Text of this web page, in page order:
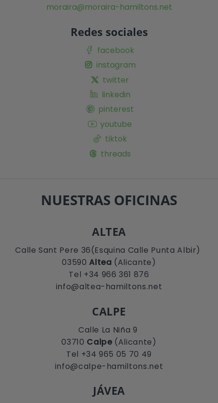
moraira@moraira-hamiltons.net
Redes sociales
facebook
instagram
twitter
linkedin
pinterest
youtube
tiktok
threads
NUESTRAS OFICINAS
ALTEA
Calle Sant Pere 36(Esquina Calle Punta Albir)
03590Altea (Alicante)
Tel +34 966 361 876
info@altea-hamiltons.net
CALPE
Calle La Niña 9
03710 Calpe(Alicante)
Tel +34 965 05 70 49
info@calpe-hamiltons.net
JÁVEA